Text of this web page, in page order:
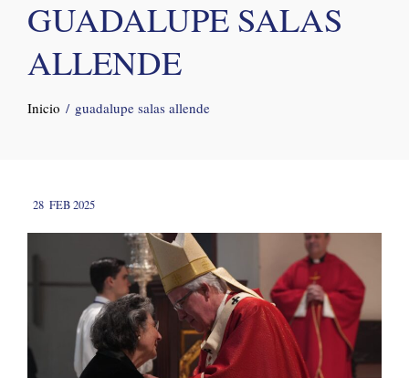
GUADALUPE SALAS
ALLENDE
Inicio guadalupe salas allende
28 FEB 2025